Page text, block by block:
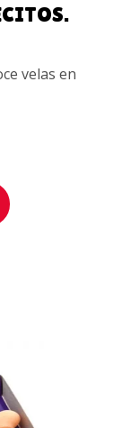
velas en